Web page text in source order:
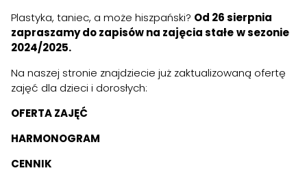
Plastyka, taniec, a może hiszpański? Od 26 sierpnia
zapraszamy do zapisów na zajęcia stałew sezonie
2024/2025.
Na naszej stronie znajdziecie już zaktualizowaną ofertę
zajęć dla dzieci i dorosłych:
OFERTA ZAJĘĆ
HARMONOGRAM
CENNIK